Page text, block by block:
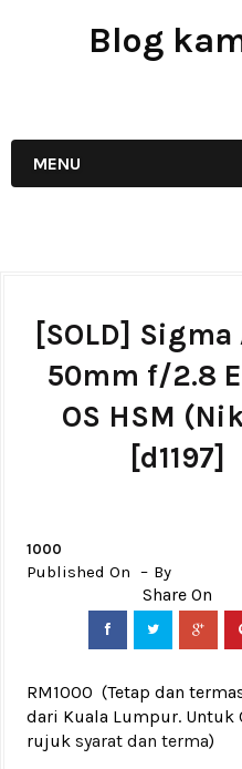
Blog
MENU
[SOLD] Sigma
50mm f/2.8
OS HSM
[d1197]
1000
Published On By
RM1000 (Tetap dan
dari Kuala Lumpur. Untuk
rujuk syarat dan terma)